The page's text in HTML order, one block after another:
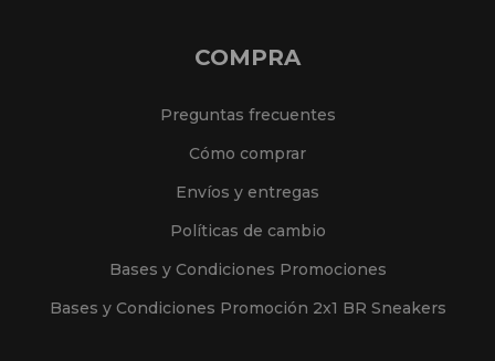
COMPRA
Preguntas frecuentes
Cómo comprar
Envíos y entregas
Políticas de cambio
Bases y Condiciones Promociones
Bases y Condiciones Promoción 2x1 BR Sneakers